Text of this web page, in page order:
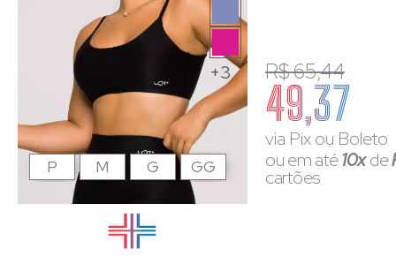
+3 R$ 65,44
49,37
via Pix ou Boleto
ou em até10xde
cartões
P M G GG